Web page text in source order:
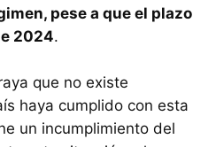
pese a que el plazo
2024.
que no existe
haya cumplido con esta
un incumplimiento del